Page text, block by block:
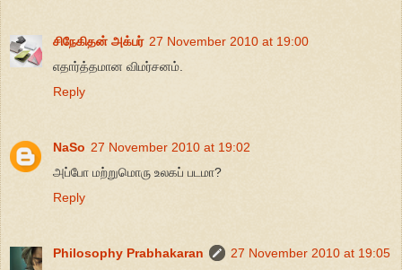
சிநேகிதன் அக்பர் 27 November 2010 at 19:00
எதார்த்தமான விமர்சனம்.
Reply
NaSo 27 November 2010 at 19:02
அப்போ மற்றுமொரு உலகப் படமா?
Reply
Philosophy Prabhakaran
27 November 2010 at 19:05